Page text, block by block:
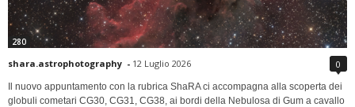
280
shara.astrophotography - 12 Luglio 2026 0
Il nuovo appuntamento con la rubrica ShaRA ci accompagna alla scoperta dei
globuli cometari CG30, CG31, CG38, ai bordi della Nebulosa di Gum a cavallo